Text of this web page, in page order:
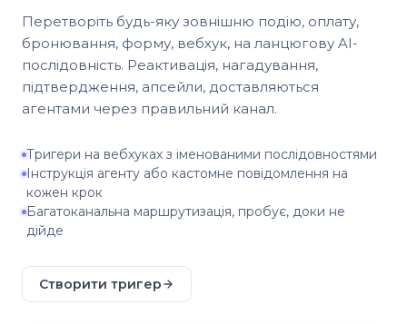
Перетворіть будь-яку зовнішню подію, оплату,
бронювання, форму, вебхук, на ланцюгову AI-
послідовність. Реактивація, нагадування,
підтвердження, апсейли, доставляються
агентами через правильний канал.
Тригери на вебхуках з іменованими послідовностями
Інструкція агенту або кастомне повідомлення на
кожен крок
Багатоканальна маршрутизація, пробує, доки не
дійде
Створити тригер